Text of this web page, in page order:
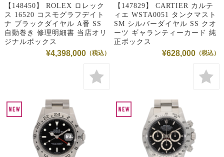
【148450】 ROLEX ロレック
ス 16520 コスモグラフデイト
ナ ブラックダイヤル A番 SS
自動巻き 修理明細書 当店オリ
ジナルボックス
¥4,398,000
【147829】 CARTIER カルテ
ィエ WSTA0051 タンクマスト
SM シルバーダイヤル SS クオ
ーツ ギャランティーカード 純
正ボックス
¥628,000